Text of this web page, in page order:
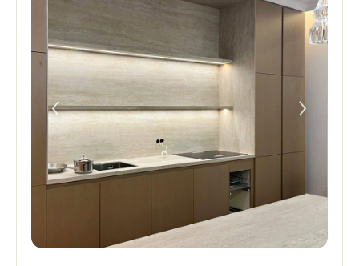
‹ ›